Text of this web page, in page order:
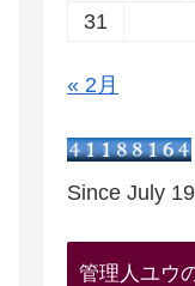
31
« 2月
Since July
管理人ユウ